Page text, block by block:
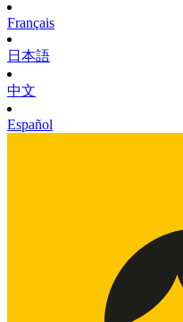
Français
日本語
中文
Español